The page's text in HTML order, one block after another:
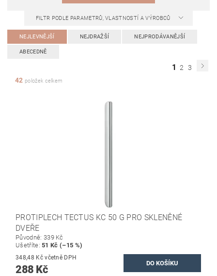
FILTR PODLE PARAMETRŮ, VLASTNOSTÍ A VÝROBCŮ
NEJLEVNĚJŠÍ NEJDRAŽŠÍ NEJPRODÁVANĚJŠÍ
ABECEDNĚ
1 2
3
42 položek celkem
PROTIPLECH TECTUS KC 50 G PRO SKLENĚNÉ
DVEŘE
Původně: 339 Kč
Ušetříte:51 Kč (–15 %)
348,48 Kč včetně DPH
288 Kč